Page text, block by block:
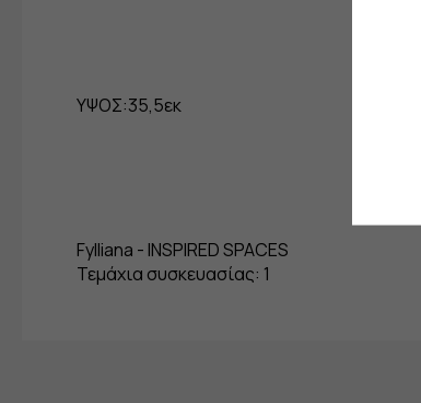
ΥΨΟΣ:35,5εκ
Fylliana - INSPIRED SPACES
Τεμάχια συσκευασίας: 1